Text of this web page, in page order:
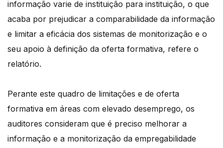
informação varie de instituição para instituição, o que
acaba por prejudicar a comparabilidade da informação
e limitar a eficácia dos sistemas de monitorização e o
seu apoio à definição da oferta formativa, refere o
relatório.
Perante este quadro de limitações e de oferta
formativa em áreas com elevado desemprego, os
auditores consideram que é preciso melhorar a
informação e a monitorização da empregabilidade